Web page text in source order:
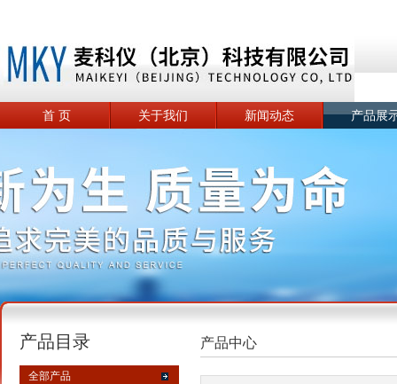
首 页 关于我们 新闻动态 产品展
产品目录
全部产品
产品中心